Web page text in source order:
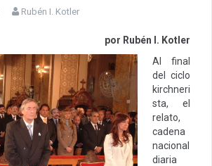
Rubén I. Kotler
por Rubén I. Kotler
Al final
del ciclo
kirchneri
sta, el
relato,
cadena
nacional
diaria